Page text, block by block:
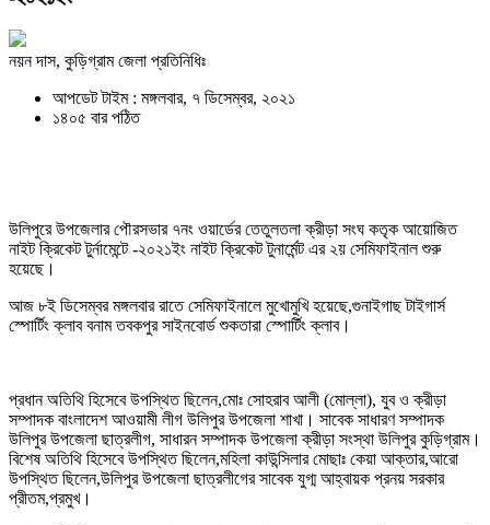
নয়ন দাস, কুড়িগ্রাম জেলা প্রতিনিধিঃ
আপডেট টাইম : মঙ্গলবার, ৭ ডিসেম্বর, ২০২১
১৪০৫ বার পঠিত
উলিপুরে উপজেলার পৌরসভার ৭নং ওয়ার্ডের তেতুলতলা ক্রীড়া সংঘ কতৃক আয়োজিত
নাইট ক্রিকেট টুর্নামেন্টে -২০২১ইং নাইট ক্রিকেট টুনার্মেন্ট এর ২য় সেমিফাইনাল শুরু
হয়েছে।
আজ ৮ই ডিসেম্বর মঙ্গলবার রাতে সেমিফাইনালে মুখোমুখি হয়েছে,গুনাইগাছ টাইগার্স
স্পোর্টিং ক্লাব বনাম তবকপুর সাইনবোর্ড শুকতারা স্পোর্টিং ক্লাব।
প্রধান অতিথি হিসেবে উপস্থিত ছিলেন,মোঃ সোহরাব আলী (মোল্লা), যুব ও ক্রীড়া
সম্পাদক বাংলাদেশ আওয়ামী লীগ উলিপুর উপজেলা শাখা। সাবেক সাধারণ সম্পাদক
উলিপুর উপজেলা ছাত্রলীগ, সাধারন সম্পাদক উপজেলা ক্রীড়া সংস্থা উলিপুর কুড়িগ্রাম।
বিশেষ অতিথি হিসেবে উপস্থিত ছিলেন,মহিলা কাউন্সিলার মোছাঃ কেয়া আক্তার,আরো
উপস্থিত ছিলেন,উলিপুর উপজেলা ছাত্রলীগের সাবেক যুগ্ম আহ্বায়ক প্রনয় সরকার
প্রীতম,প্রমুখ।